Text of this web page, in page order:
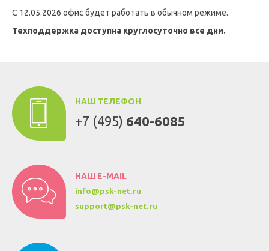
C 12.05.2026 офис будет работать в обычном режиме.
Техподдержка доступна круглосуточно все дни.
НАШ ТЕЛЕФОН
+7 (495) 640-6085
НАШ E-MAIL
info@psk-net.ru
support@psk-net.ru